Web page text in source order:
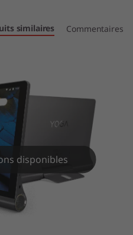
similaires Commentaires
disponibles